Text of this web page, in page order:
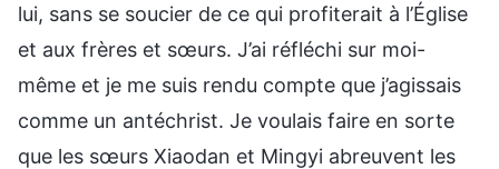
lui, sans se soucier de ce qui profiterait à l’Église
et aux frères et sœurs. J’ai réfléchi sur moi-
même et je me suis rendu compte que j’agissais
comme un antéchrist. Je voulais faire en sorte
que les sœurs Xiaodan et Mingyi abreuvent les